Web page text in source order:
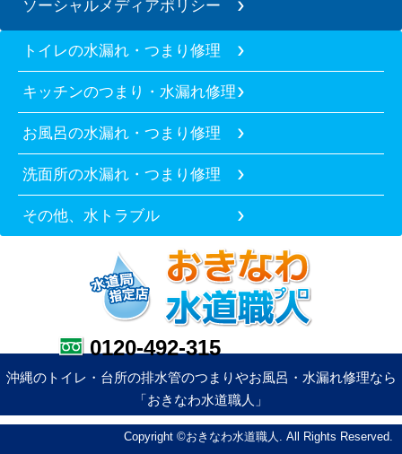
ソーシャルメディアポリシー
トイレの水漏れ・つまり修理
キッチンのつまり・水漏れ修理
お風呂の水漏れ・つまり修理
洗面所の水漏れ・つまり修理
その他、水トラブル
0120-492-315
沖縄のトイレ・台所の排水管のつまりやお風呂・水漏れ修理なら
「おきなわ水道職人」
Copyright ©おきなわ水道職人. All Rights Reserved.